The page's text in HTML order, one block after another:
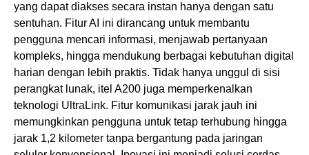
yang dapat diakses secara instan hanya dengan satu
sentuhan. Fitur AI ini dirancang untuk membantu
pengguna mencari informasi, menjawab pertanyaan
kompleks, hingga mendukung berbagai kebutuhan digital
harian dengan lebih praktis. Tidak hanya unggul di sisi
perangkat lunak, itel A200 juga memperkenalkan
teknologi UltraLink. Fitur komunikasi jarak jauh ini
memungkinkan pengguna untuk tetap terhubung hingga
jarak 1,2 kilometer tanpa bergantung pada jaringan